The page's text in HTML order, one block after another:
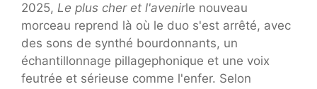
2025, Le plus cher et l'avenirle nouveau
morceau reprend là où le duo s'est arrêté, avec
des sons de synthé bourdonnants, un
échantillonnage pillagephonique et une voix
feutrée et sérieuse comme l'enfer. Selon